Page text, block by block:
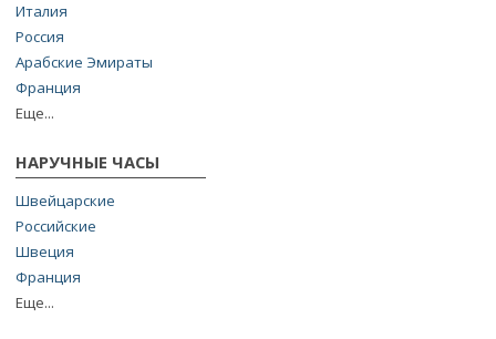
Италия
Россия
Арабские Эмираты
Франция
Еще...
НАРУЧНЫЕ ЧАСЫ
Швейцарские
Российские
Швеция
Франция
Еще...